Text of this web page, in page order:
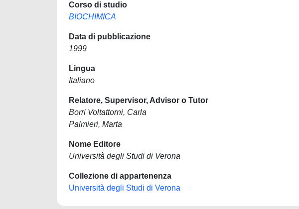
Corso di studio
BIOCHIMICA
Data di pubblicazione
1999
Lingua
Italiano
Relatore, Supervisor, Advisor o Tutor
Borri Voltattorni, Carla
Palmieri, Marta
Nome Editore
Università degli Studi di Verona
Collezione di appartenenza
Università degli Studi di Verona